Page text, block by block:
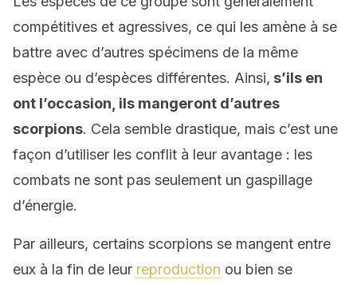
compétitives et agressives, ce qui les amène à se
battre avec d’autres spécimens de la même
espèce ou d’espèces différentes. Ainsi, s’ils en
ont l’occasion, ils mangeront d’autres
scorpions. Cela semble drastique, mais c’est une
façon d’utiliser les conflit à leur avantage : les
combats ne sont pas seulement un gaspillage
d’énergie.
Par ailleurs, certains scorpions se mangent entre
eux à la fin de leur reproduction ou bien se